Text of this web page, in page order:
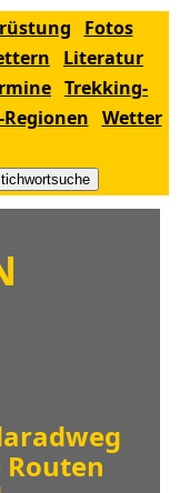
Fotos
Literatur
Trekking-
Wetter